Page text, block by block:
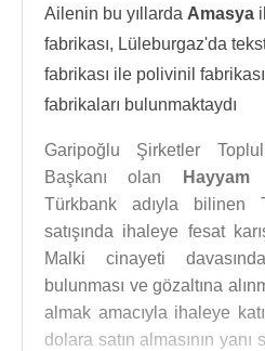
Ailenin bu yıllarda Amasya
fabrikası, Lüleburgaz'da
fabrikası ile polivinil
fabrikaları bulunmaktaydı
Garipoğlu Şirketler
Başkanı olan
Hayyam
Türkbank adıyla bilinen
satışında ihaleye fesat
Malki cinayeti
bulunması ve gözaltına
almak amacıyla ihaleye
dolara satın almasının yanı